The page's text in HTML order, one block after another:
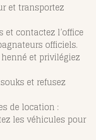
et transportez
et contactez l’office
officiels.
et privilégiez
et refusez
de location :
les véhicules pour